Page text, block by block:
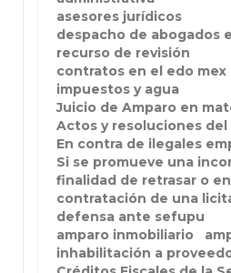
asesores jurídicos
despacho de abogados
recurso de revisión
contratos en el edo mex
impuestos y agua
Juicio de Amparo en
Actos y resoluciones del
En contra de ilegales
Si se promueve una
finalidad de retrasar o
contratación de una
defensa ante sefupu
amparo inmobiliario
inhabilitación a